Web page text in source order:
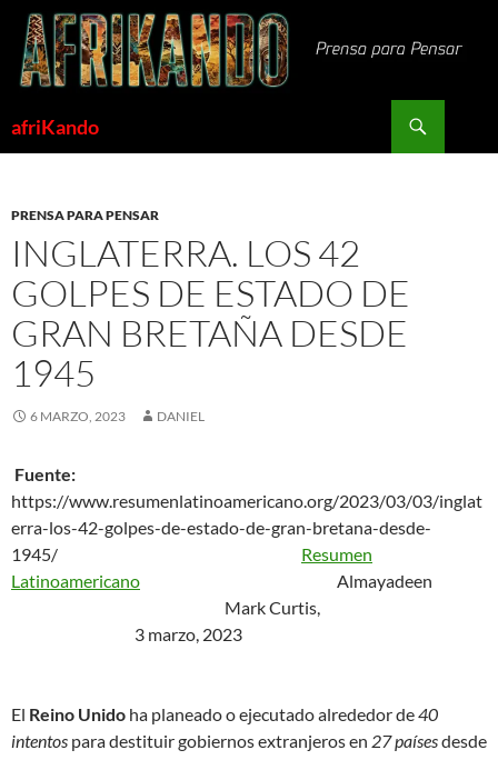
Saltar
contenido
afriKando
PRENSA PARA PENSAR
INGLATERRA. LOS 42
GOLPES DE ESTADO DE
GRAN BRETAÑA DESDE
1945
6 MARZO, 2023 DANIEL
Fuente:
https://www.resumenlatinoamericano.org/2023/03/03/inglat
erra-los-42-golpes-de-estado-de-gran-bretana-desde-
1945/ Resumen
Latinoamericano Almayadeen
Mark Curtis,
3 marzo, 2023
El Reino Unido ha planeado o ejecutado alrededor de40
intentos para destituir gobiernos extranjeros en 27 paísesdesde